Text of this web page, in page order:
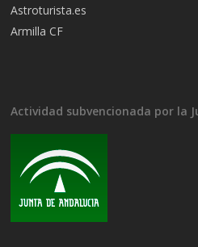
Astroturista.es
Armilla CF
Actividad subvencionada por la